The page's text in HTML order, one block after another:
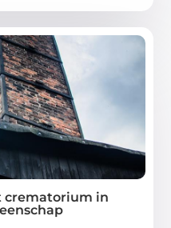
crematorium in